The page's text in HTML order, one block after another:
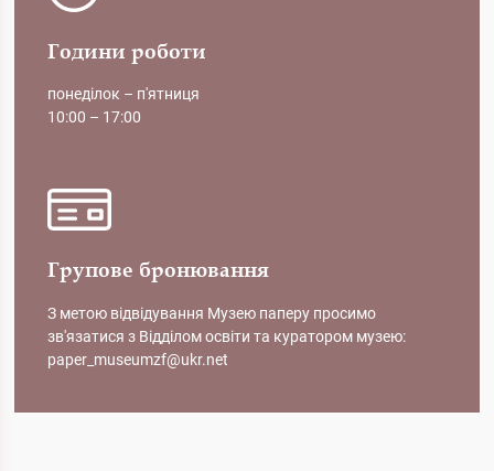
Години роботи
понеділок – п'ятниця
10:00 – 17:00
Групове бронювання
З метою відвідування Музею паперу просимо
зв'язатися з Відділом освіти та куратором музею:
paper_museumzf@ukr.net